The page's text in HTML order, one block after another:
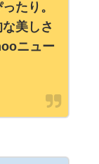
たり。
美しさ
ニュー